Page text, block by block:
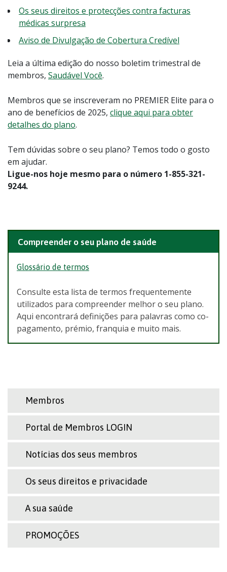
Os seus direitos e protecções contra facturas
médicas surpresa
Aviso de Divulgação de Cobertura Credível
Leia a última edição do nosso boletim trimestral de
membros, Saudável Você.
Membros que se inscreveram no PREMIER Elite para o
ano de benefícios de 2025, clique aqui para obter
detalhes do plano.
Tem dúvidas sobre o seu plano? Temos todo o gosto
em ajudar.
Ligue-nos hoje mesmo para o número 1-855-321-
9244.
Compreender o seu plano de saúde
Glossário de termos
Consulte esta lista de termos frequentemente
utilizados para compreender melhor o seu plano.
Aqui encontrará definições para palavras como co-
pagamento, prémio, franquia e muito mais.
Membros
Portal de Membros LOGIN
Notícias dos seus membros
Os seus direitos e privacidade
A sua saúde
PROMOÇÕES